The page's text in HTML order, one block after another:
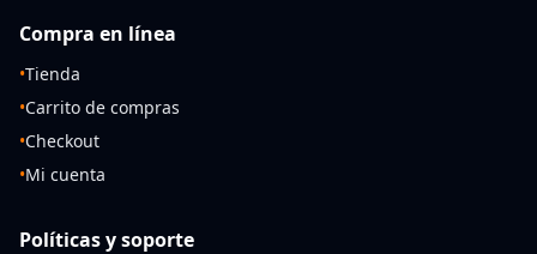
Compra en línea
•Tienda
•Carrito de compras
•Checkout
•Mi cuenta
Políticas y soporte